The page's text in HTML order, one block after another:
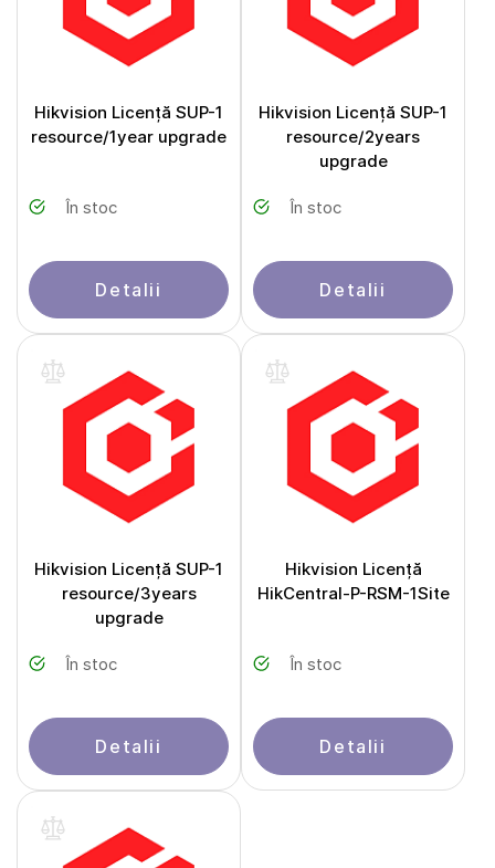
Hikvision Licență SUP-1
resource/1year upgrade
În stoc
Detalii
Hikvision Licență SUP-1
resource/2years
upgrade
În stoc
Detalii
Hikvision Licență SUP-1
resource/3years
upgrade
În stoc
Detalii
Hikvision Licență
HikCentral-P-RSM-1Site
În stoc
Detalii